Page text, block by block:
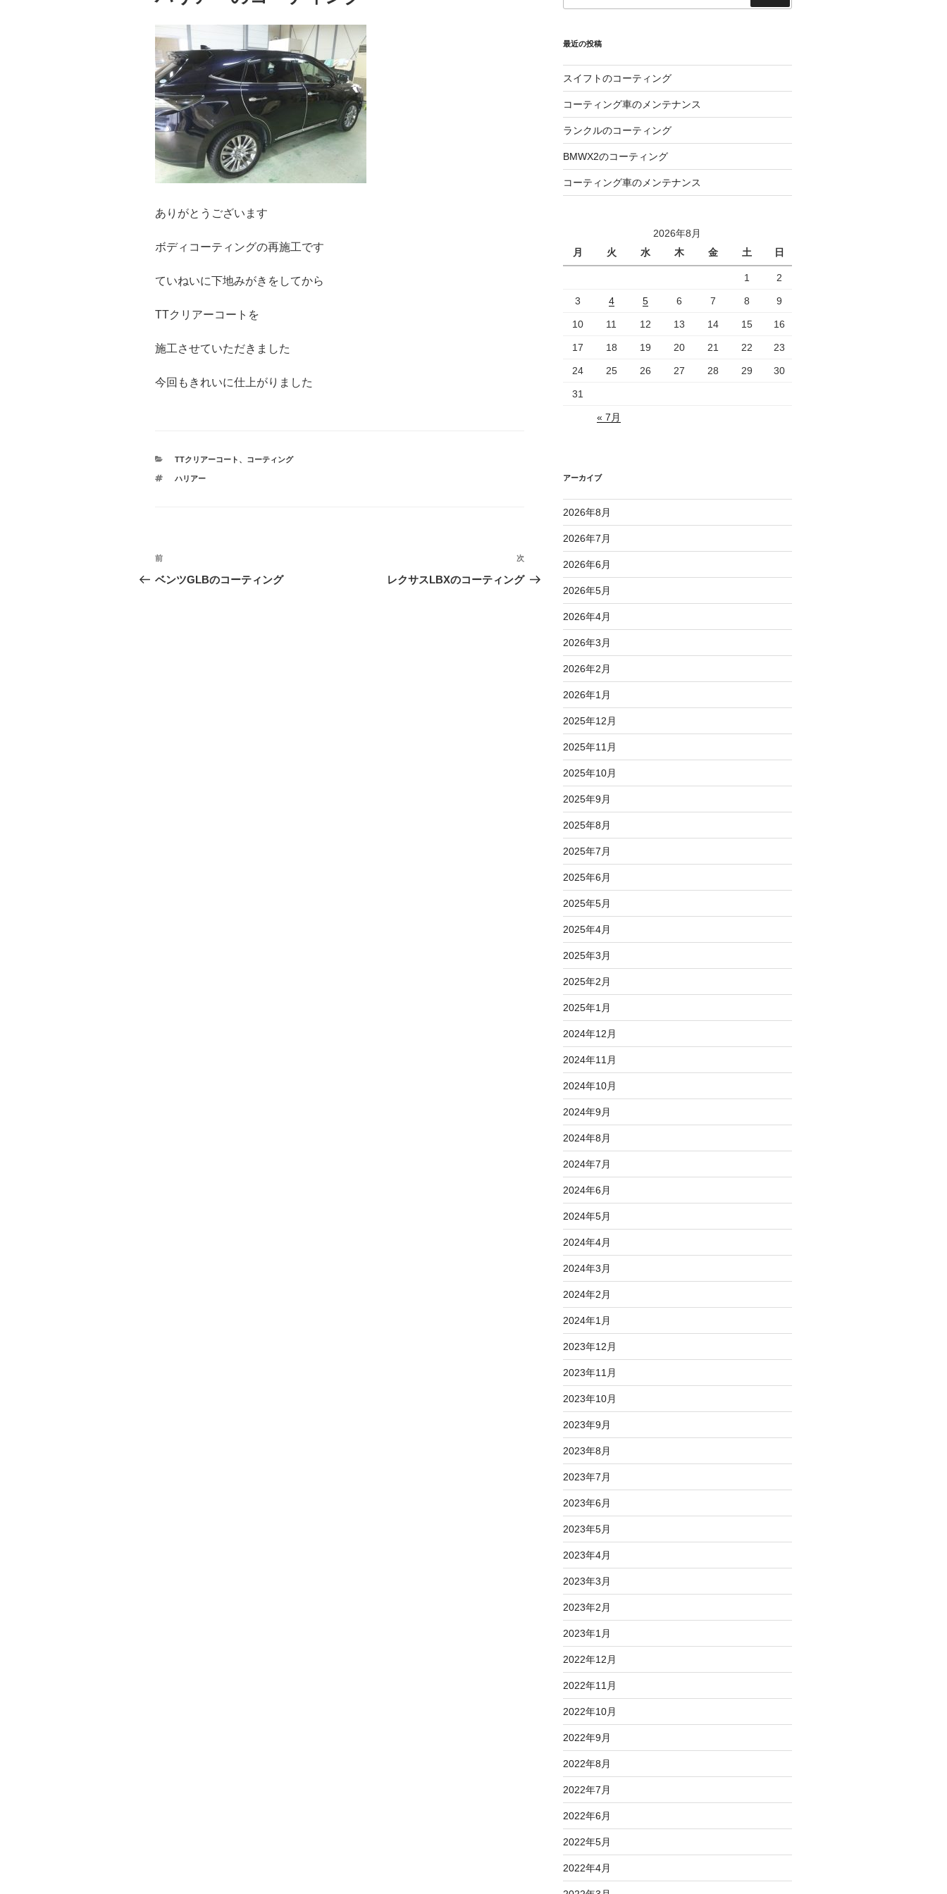
ありがとうございます
ボディコーティングの再施工です
ていねいに下地みがきをしてから
TTクリアーコートを
施工させていただきました
今回もきれいに仕上がりました
カ
ゴ
TTクリアーコート 、 コーティング
タ
ハリアー
投
稿
前
の
前
ベンツGLBのコーティング
次
の
次
レクサスLBXのコーティング
索
最近の投稿
スイフトのコーティング
コーティング車のメンテナンス
ランクルのコーティング
BMWX2のコーティング
コーティング車のメンテナンス
2026年8月
月
火 水 木 金 土 日
1 2
3 4 5 6 7 8 9
10 11 12 13 14 15 16
17 18 19 20 21 22 23
24 25 26 27 28 29 30
31
« 7月
アーカイブ
2026年8月
2026年7月
2026年6月
2026年5月
2026年4月
2026年3月
2026年2月
2026年1月
2025年12月
2025年11月
2025年10月
2025年9月
2025年8月
2025年7月
2025年6月
2025年5月
2025年4月
2025年3月
2025年2月
2025年1月
2024年12月
2024年11月
2024年10月
2024年9月
2024年8月
2024年7月
2024年6月
2024年5月
2024年4月
2024年3月
2024年2月
2024年1月
2023年12月
2023年11月
2023年10月
2023年9月
2023年8月
2023年7月
2023年6月
2023年5月
2023年4月
2023年3月
2023年2月
2023年1月
2022年12月
2022年11月
2022年10月
2022年9月
2022年8月
2022年7月
2022年6月
2022年5月
2022年4月